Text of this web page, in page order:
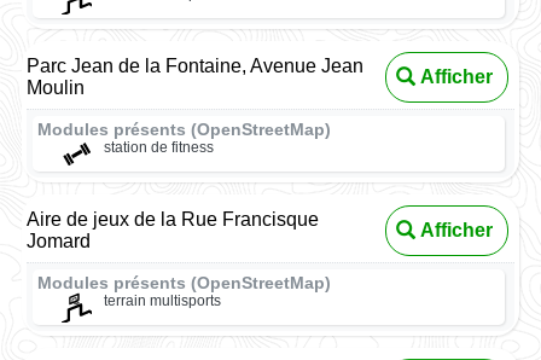
Parc Jean de la Fontaine, Avenue Jean
Moulin
Afficher
Modules présents (OpenStreetMap)
station de fitness
Aire de jeux de la Rue Francisque
Jomard
Afficher
Modules présents (OpenStreetMap)
terrain multisports